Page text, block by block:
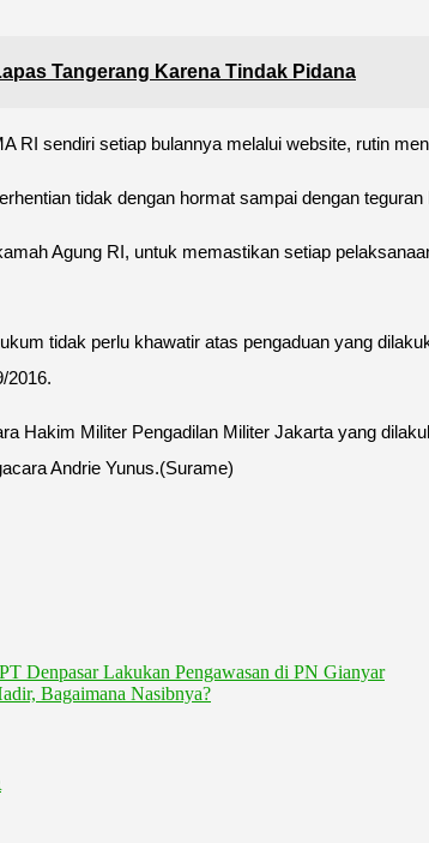
Tangerang Karena Tindak Pidana
RI sendiri setiap bulannya melalui website, rutin
tidak dengan hormat sampai dengan
Agung RI, untuk memastikan setiap
tidak perlu khawatir atas pengaduan yang
2016.
Hakim Militer Pengadilan Militer Jakarta yang
Andrie Yunus.(Surame)
Denpasar Lakukan Pengawasan di PN Gianyar
Bagaimana Nasibnya?